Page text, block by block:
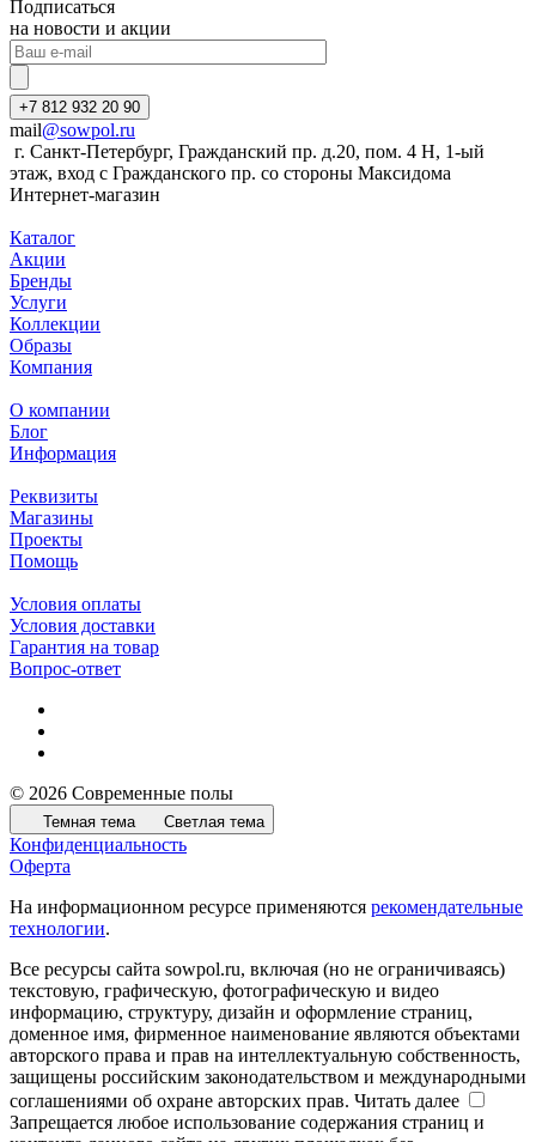
Подписаться
на новости и акции
+7 812 932 20 90
mail@sowpol.ru
г. Санкт-Петербург, Гражданский пр. д.20, пом. 4 Н, 1-ый
этаж, вход с Гражданского пр. со стороны Максидома
Интернет-магазин
Каталог
Акции
Бренды
Услуги
Коллекции
Образы
Компания
О компании
Блог
Информация
Реквизиты
Магазины
Проекты
Помощь
Условия оплаты
Условия доставки
Гарантия на товар
Вопрос-ответ
© 2026 Современные полы
Темная тема Светлая тема
Конфиденциальность
Оферта
На информационном ресурсе применяются рекомендательные
технологии.
Все ресурсы сайта sowpol.ru, включая (но не ограничиваясь)
текстовую, графическую, фотографическую и видео
информацию, структуру, дизайн и оформление страниц,
доменное имя, фирменное наименование являются объектами
авторского права и прав на интеллектуальную собственность,
защищены российским законодательством и международными
соглашениями об охране авторских прав. Читать далее
Запрещается любое использование содержания страниц и